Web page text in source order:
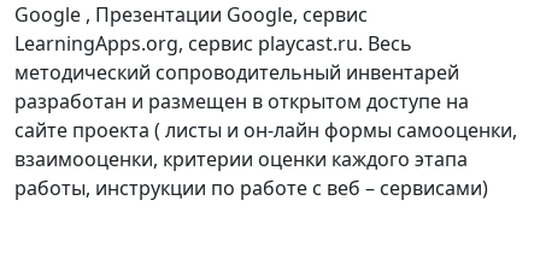
Google , Презентации Google, сервис
LearningApps.org, сервис playcast.ru. Весь
методический сопроводительный инвентарей
разработан и размещен в открытом доступе на
сайте проекта ( листы и он-лайн формы самооценки,
взаимооценки, критерии оценки каждого этапа
работы, инструкции по работе с веб – сервисами)